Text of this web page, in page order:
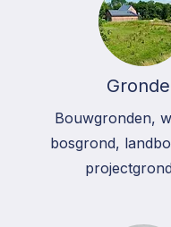
Bouwgronden,
bosgrond,